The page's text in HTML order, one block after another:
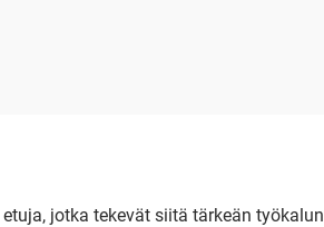
jotka tekevät siitä tärkeän